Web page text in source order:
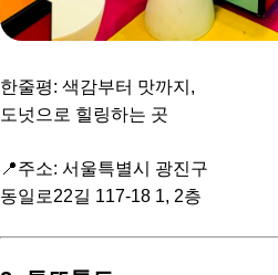
한줄평: 색감부터 맛까지,
도넛으로 힐링하는 곳
📍주소: 서울특별시 광진구
동일로22길 117-18 1, 2층